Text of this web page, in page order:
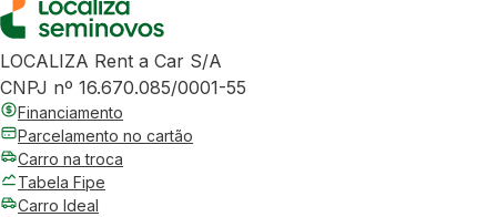
LOCALIZA Rent a Car S/A
CNPJ nº 16.670.085/0001-55
Financiamento
Parcelamento no cartão
Carro na troca
Tabela Fipe
Carro Ideal